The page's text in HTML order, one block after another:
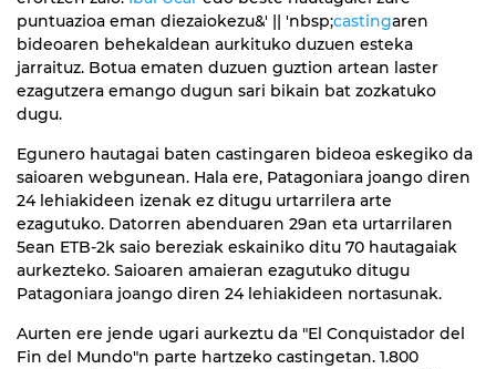
puntuazioa eman diezaiokezu&' || 'nbsp;castingaren
bideoaren behekaldean aurkituko duzuen esteka
jarraituz. Botua ematen duzuen guztion artean laster
ezagutzera emango dugun sari bikain bat zozkatuko
dugu.
Egunero hautagai baten castingaren bideoa eskegiko da
saioaren webgunean. Hala ere, Patagoniara joango diren
24 lehiakideen izenak ez ditugu urtarrilera arte
ezagutuko. Datorren abenduaren 29an eta urtarrilaren
5ean ETB-2k saio bereziak eskainiko ditu 70 hautagaiak
aurkezteko. Saioaren amaieran ezagutuko ditugu
Patagoniara joango diren 24 lehiakideen nortasunak.
Aurten ere jende ugari aurkeztu da "El Conquistador del
Fin del Mundo"n parte hartzeko castingetan. 1.800